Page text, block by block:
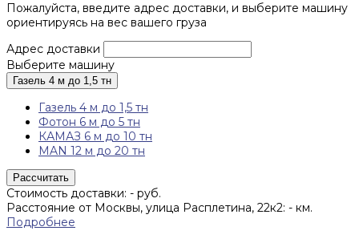
Пожалуйста, введите адрес доставки, и выберите машину
ориентируясь на вес вашего груза
Адрес доставки
Выберите машину
Газель 4 м до 1,5 тн
Газель 4 м до 1,5 тн
Фотон 6 м до 5 тн
КАМАЗ 6 м до 10 тн
MAN 12 м до 20 тн
Рассчитать
Стоимость доставки: - руб.
Расстояние от Москвы, улица Расплетина, 22к2: - км.
Подробнее